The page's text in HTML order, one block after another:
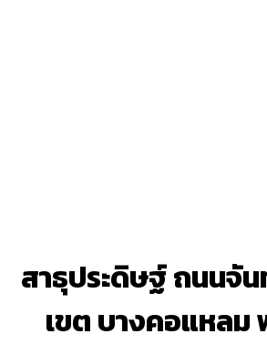
สาธุประดิษฐ์ ถนนจั
เขต บางคอแหลม